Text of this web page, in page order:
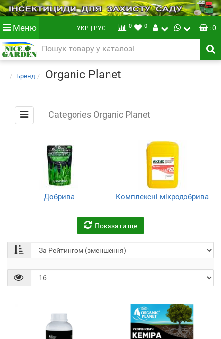
Меню УКР | РУС 0 0 : 0
Бренд Organic Planet
Categories Organic Planet
Добрива Комплексні мікродобрива
Біостимулятори росту та
Добриво для газону
Показати ще